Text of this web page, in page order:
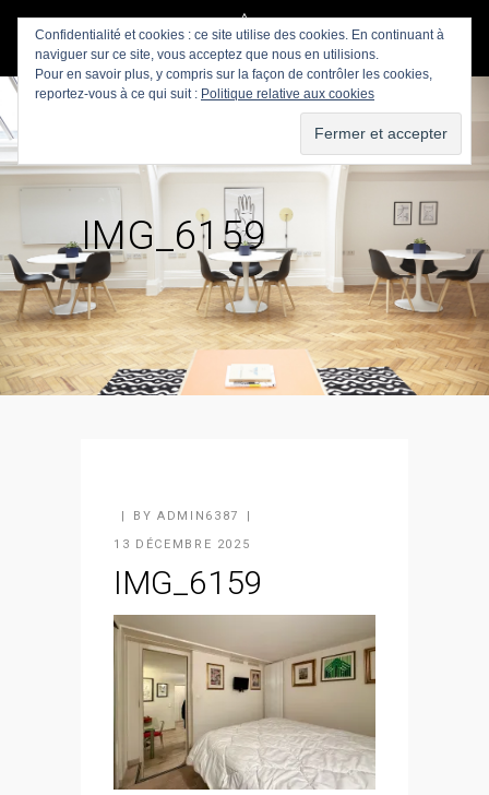
IMG_6159
BY ADMIN6387
13 DÉCEMBRE 2025
IMG_6159
Confidentialité et cookies : ce site utilise des cookies. En continuant à
naviguer sur ce site, vous acceptez que nous en utilisions.
Pour en savoir plus, y compris sur la façon de contrôler les cookies,
reportez-vous à ce qui suit : Politique relative aux cookies